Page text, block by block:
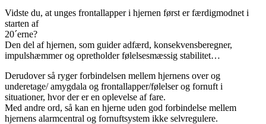
Vidste du, at unges frontallapper i hjernen først er færdigmodnet i
starten af
20´erne?
Den del af hjernen, som guider adfærd, konsekvensberegner,
impulshæmmer og opretholder følelsesmæssig stabilitet…
Derudover så ryger forbindelsen mellem hjernens over og
underetage/ amygdala og frontallapper/følelser og fornuft i
situationer, hvor der er en oplevelse af fare.
Med andre ord, så kan en hjerne uden god forbindelse mellem
hjernens alarmcentral og fornuftsystem ikke selvregulere.